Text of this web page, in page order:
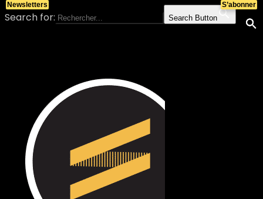
Search for: Search Button
S’abonner
Newsletters